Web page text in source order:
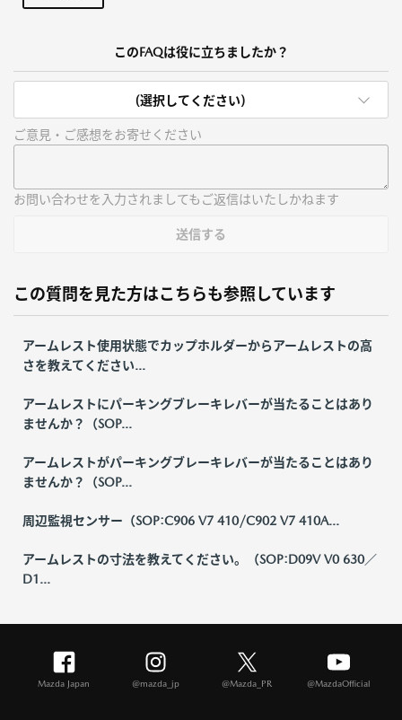
このFAQは役に立ちましたか？
(選択してください)
ご意見・ご感想をお寄せください
お問い合わせを入力されましてもご返信はいたしかねます
送信する
この質問を見た方はこちらも参照しています
アームレスト使用状態でカップホルダーからアームレストの高
さを教えてください...
アームレストにパーキングブレーキレバーが当たることはあり
ませんか？（SOP...
アームレストがパーキングブレーキレバーが当たることはあり
ませんか？（SOP...
周辺監視センサー（SOP:C906 V7 410/C902 V7 410A...
アームレストの寸法を教えてください。（SOP:D09V V0 630／
D1...
Mazda Japan @mazda_jp @Mazda_PR @MazdaOfficial